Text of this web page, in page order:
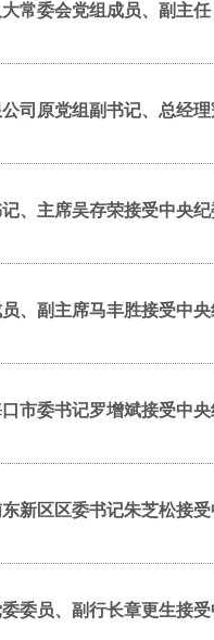
常委会党组成员、副主
司原党组副书记、总经
、主席吴存荣接受中央
、副主席马丰胜接受中
市委书记罗增斌接受中
东新区区委书记朱芝松接
委员、副行长章更生接